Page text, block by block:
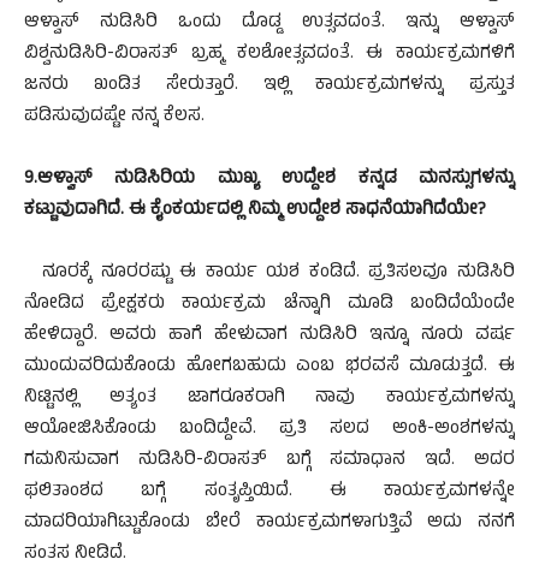
ಆಳ್ವಾಸ್ ನುಡಿಸಿರಿ ಒಂದು ದೊಡ್ಡ ಉತ್ಸವದಂತೆ. ಇನ್ನು ಆಳ್ವಾಸ್
ವಿಶ್ವನುಡಿಸಿರಿ-ವಿರಾಸತ್ ಬ್ರಹ್ಮ ಕಲಶೋತ್ಸವದಂತೆ. ಈ ಕಾರ್ಯಕ್ರಮಗಳಿಗೆ
ಜನರು ಖಂಡಿತ ಸೇರುತ್ತಾರೆ. ಇಲ್ಲಿ ಕಾರ್ಯಕ್ರಮಗಳನ್ನು ಪ್ರಸ್ತುತ
ಪಡಿಸುವುದಷ್ಟೇ ನನ್ನ ಕೆಲಸ.
9.ಆಳ್ವಾಸ್ ನುಡಿಸಿರಿಯ ಮುಖ್ಯ ಉದ್ದೇಶ ಕನ್ನಡ ಮನಸ್ಸುಗಳನ್ನು
ಕಟ್ಟುವುದಾಗಿದೆ. ಈ ಕೈಂಕರ್ಯದಲ್ಲಿ ನಿಮ್ಮ ಉದ್ದೇಶ ಸಾಧನೆಯಾಗಿದೆಯೇ?
ನೂರಕ್ಕೆ ನೂರರಷ್ಟು ಈ ಕಾರ್ಯ ಯಶ ಕಂಡಿದೆ. ಪ್ರತಿಸಲವೂ ನುಡಿಸಿರಿ
ನೋಡಿದ ಪ್ರೇಕ್ಷಕರು ಕಾರ್ಯಕ್ರಮ ಚೆನ್ನಾಗಿ ಮೂಡಿ ಬಂದಿದೆಯೆಂದೇ
ಹೇಳಿದ್ದಾರೆ. ಅವರು ಹಾಗೆ ಹೇಳುವಾಗ ನುಡಿಸಿರಿ ಇನ್ನೂ ನೂರು ವರ್ಷ
ಮುಂದುವರಿದುಕೊಂಡು ಹೋಗಬಹುದು ಎಂಬ ಭರವಸೆ ಮೂಡುತ್ತದೆ. ಈ
ನಿಟ್ಟಿನಲ್ಲಿ ಅತ್ಯಂತ ಜಾಗರೂಕರಾಗಿ ನಾವು ಕಾರ್ಯಕ್ರಮಗಳನ್ನು
ಆಯೋಜಿಸಿಕೊಂಡು ಬಂದಿದ್ದೇವೆ. ಪ್ರತಿ ಸಲದ ಅಂಕಿ-ಅಂಶಗಳನ್ನು
ಗಮನಿಸುವಾಗ ನುಡಿಸಿರಿ-ವಿರಾಸತ್ ಬಗ್ಗೆ ಸಮಾಧಾನ ಇದೆ. ಅದರ
ಫಲಿತಾಂಶದ ಬಗ್ಗೆ ಸಂತೃಪ್ತಿಯಿದೆ. ಈ ಕಾರ್ಯಕ್ರಮಗಳನ್ನೇ
ಮಾದರಿಯಾಗಿಟ್ಟುಕೊಂಡು ಬೇರೆ ಕಾರ್ಯಕ್ರಮಗಳಾಗುತ್ತಿವೆ ಅದು ನನಗೆ
ಸಂತಸ ನೀಡಿದೆ.